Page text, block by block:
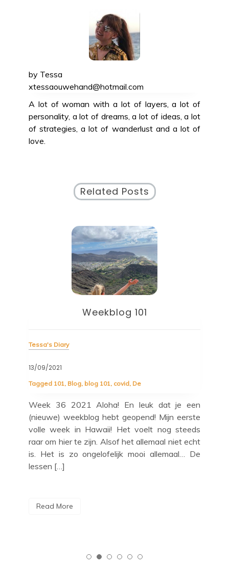
by Tessa
xtessaouwehand@hotmail.com
A lot of woman with a lot of layers, a lot of
personality, a lot of dreams, a lot of ideas, a lot
of strategies, a lot of wanderlust and a lot of
love.
Related Posts
De
En leuk dat je een
geopend! Mijn eerste
Het voelt nog steeds
het allemaal niet echt
mooi allemaal… De
Week 35 2021 Aloha! En
weekblog! ? Deze wordt voor
vanaf mijn telefoon getypt,
pannenkoek wel haar laptop